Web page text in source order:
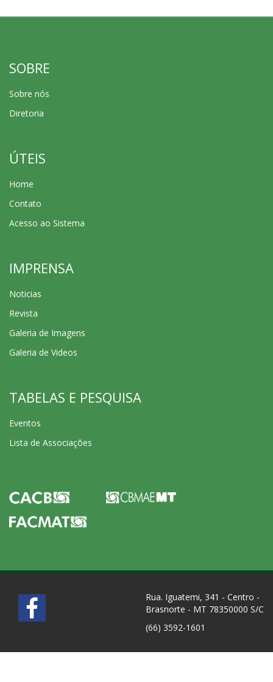
SOBRE
Sobre nós
Diretoria
ÚTEIS
Home
Contato
Acesso ao Sistema
IMPRENSA
Noticias
Revista
Galeria de Imagens
Galeria de Videos
TABELAS E PESQUISA
Eventos
Lista de Associações
Rua. Iguatemi, 341 - Centro -
Brasnorte - MT 78350000 S/C
(66) 3592-1601